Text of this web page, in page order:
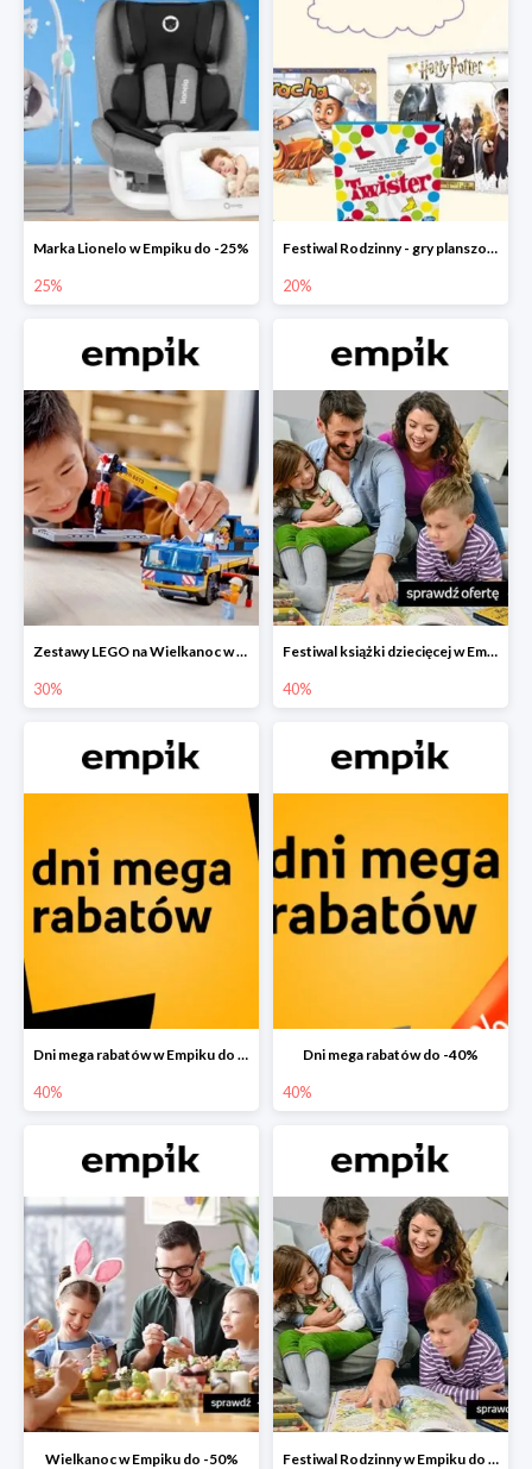
Marka Lionelo w Empiku do -25%
25%
Festiwal Rodzinny - gry planszowe w Empiku do -20%
20%
Zestawy LEGO na Wielkanoc w Empiku do -30%
30%
Festiwal książki dziecięcej w Empiku do -40%
40%
Dni mega rabatów w Empiku do -40%
40%
Dni mega rabatów do -40%
40%
Wielkanoc w Empiku do -50% Festiwal Rodzinny w Empiku do -40%